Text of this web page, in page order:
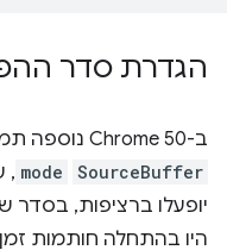
הגדרת סדר
ב-Chrome 50 נוספה תמיכה נוספת במאפיין
SourceBuffer
mode
,
יופעלו ברציפות, בסדר
היו בהתחלה חותמות